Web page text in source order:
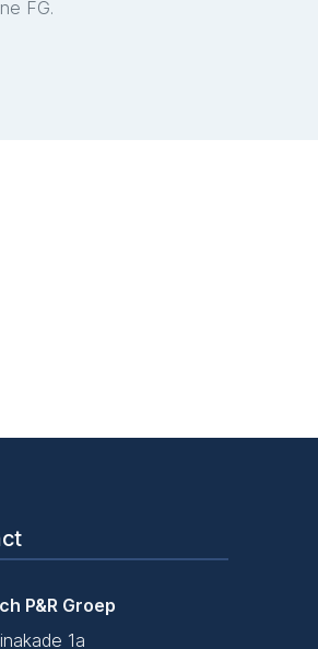
FG.
P&R Groep
1a